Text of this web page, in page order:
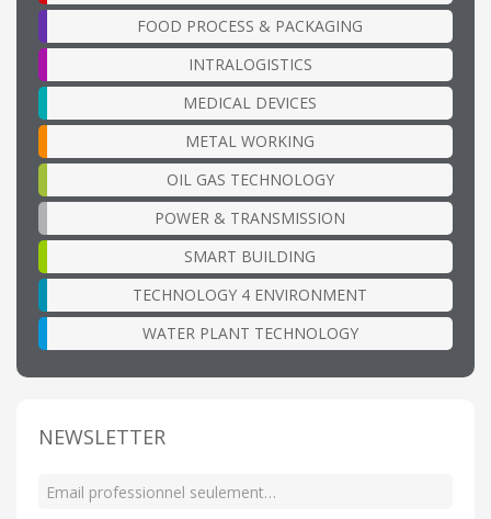
FOOD PROCESS & PACKAGING
INTRALOGISTICS
MEDICAL DEVICES
METAL WORKING
OIL GAS TECHNOLOGY
POWER & TRANSMISSION
SMART BUILDING
TECHNOLOGY 4 ENVIRONMENT
WATER PLANT TECHNOLOGY
NEWSLETTER